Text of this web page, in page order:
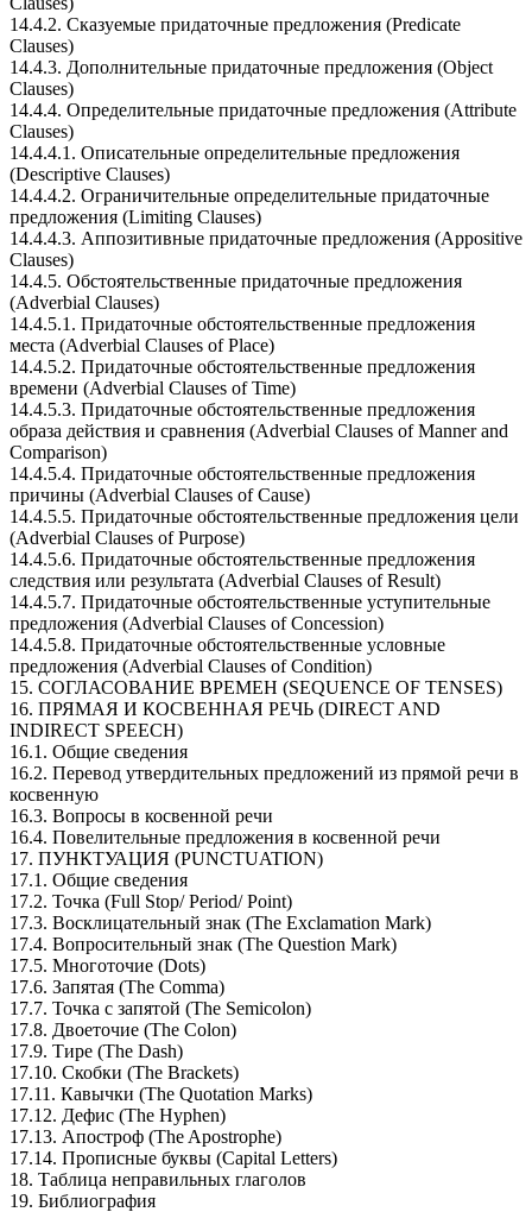
14.4.2. Сказуемые придаточные предложения (Predicate
Clauses)
14.4.3. Дополнительные придаточные предложения (Object
Clauses)
14.4.4. Определительные придаточные предложения (Attribute
Clauses)
14.4.4.1. Описательные определительные предложения
(Descriptive Clauses)
14.4.4.2. Ограничительные определительные придаточные
предложения (Limiting Clauses)
14.4.4.3. Аппозитивные придаточные предложения (Appositive
Clauses)
14.4.5. Обстоятельственные придаточные предложения
(Adverbial Clauses)
14.4.5.1. Придаточные обстоятельственные предложения
места (Adverbial Clauses of Place)
14.4.5.2. Придаточные обстоятельственные предложения
времени (Adverbial Clauses of Time)
14.4.5.3. Придаточные обстоятельственные предложения
образа действия и сравнения (Adverbial Clauses of Manner and
Comparison)
14.4.5.4. Придаточные обстоятельственные предложения
причины (Adverbial Clauses of Cause)
14.4.5.5. Придаточные обстоятельственные предложения цели
(Adverbial Clauses of Purpose)
14.4.5.6. Придаточные обстоятельственные предложения
следствия или результата (Adverbial Clauses of Result)
14.4.5.7. Придаточные обстоятельственные уступительные
предложения (Adverbial Clauses of Concession)
14.4.5.8. Придаточные обстоятельственные условные
предложения (Adverbial Clauses of Condition)
15. СОГЛАСОВАНИЕ ВРЕМЕН (SEQUENCE OF TENSES)
16. ПРЯМАЯ И КОСВЕННАЯ РЕЧЬ (DIRECT AND
INDIRECT SPEECH)
16.1. Общие сведения
16.2. Перевод утвердительных предложений из прямой речи в
косвенную
16.3. Вопросы в косвенной речи
16.4. Повелительные предложения в косвенной речи
17. ПУНКТУАЦИЯ (PUNCTUATION)
17.1. Общие сведения
17.2. Точка (Full Stop/ Period/ Point)
17.3. Восклицательный знак (The Exclamation Mark)
17.4. Вопросительный знак (The Question Mark)
17.5. Многоточие (Dots)
17.6. Запятая (The Comma)
17.7. Точка с запятой (The Semicolon)
17.8. Двоеточие (The Colon)
17.9. Тире (The Dash)
17.10. Скобки (The Brackets)
17.11. Кавычки (The Quotation Marks)
17.12. Дефис (The Hyphen)
17.13. Апостроф (The Apostrophe)
17.14. Прописные буквы (Capital Letters)
18. Таблица неправильных глаголов
19. Библиография